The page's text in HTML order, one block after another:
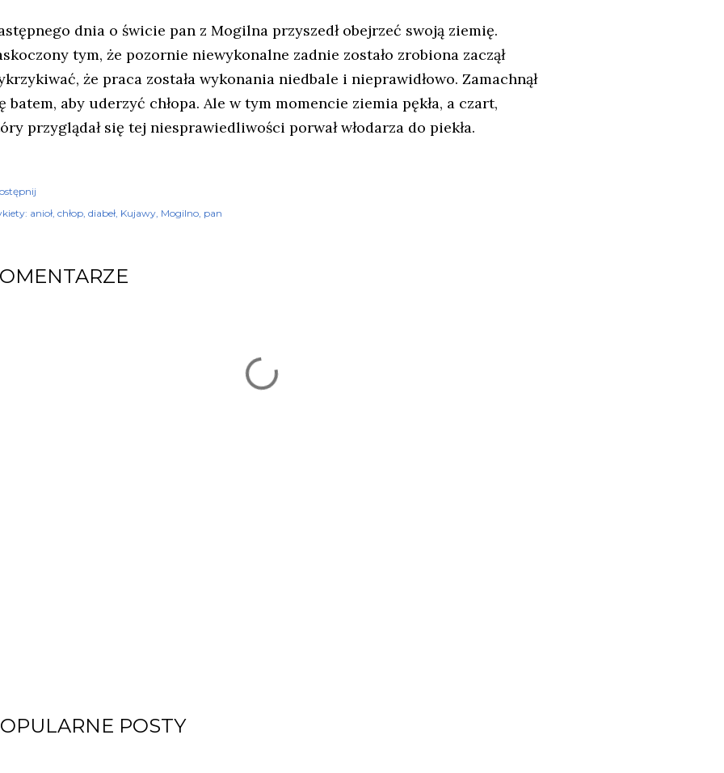
dnia o świcie pan z Mogilna przyszedł obejrzeć swoją ziemię.
tym, że pozornie niewykonalne zadnie zostało zrobiona zaczął
że praca została wykonania niedbale i nieprawidłowo. Zamachnął
batem, aby uderzyć chłopa. Ale w tym momencie ziemia pękła, a czart,
przyglądał się tej niesprawiedliwości porwał włodarza do piekła.
anioł chłop diabeł Kujawy Mogilno pan
POSTY